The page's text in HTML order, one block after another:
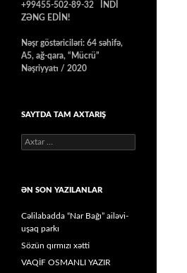
+99455-502-89-32 İNDİ
ZƏNG EDİN!
Nəşr göstəriciləri: 64 səhifə,
A5, ağ-qara, “Mücrü”
Nəşriyyatı / 2020
SAYTDA TAM AXTARIŞ
Axtarış:
ƏN SON YAZILANLAR
Cəlilabadda “Nar Bağı” ailəvi-
uşaq parkı
Sözün qırmızı xətti
VAQİF OSMANLI YAZIR